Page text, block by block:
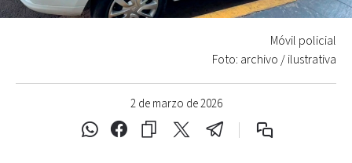
2 de marzo de 2026
Móvil policial
Foto: archivo / ilustrativa